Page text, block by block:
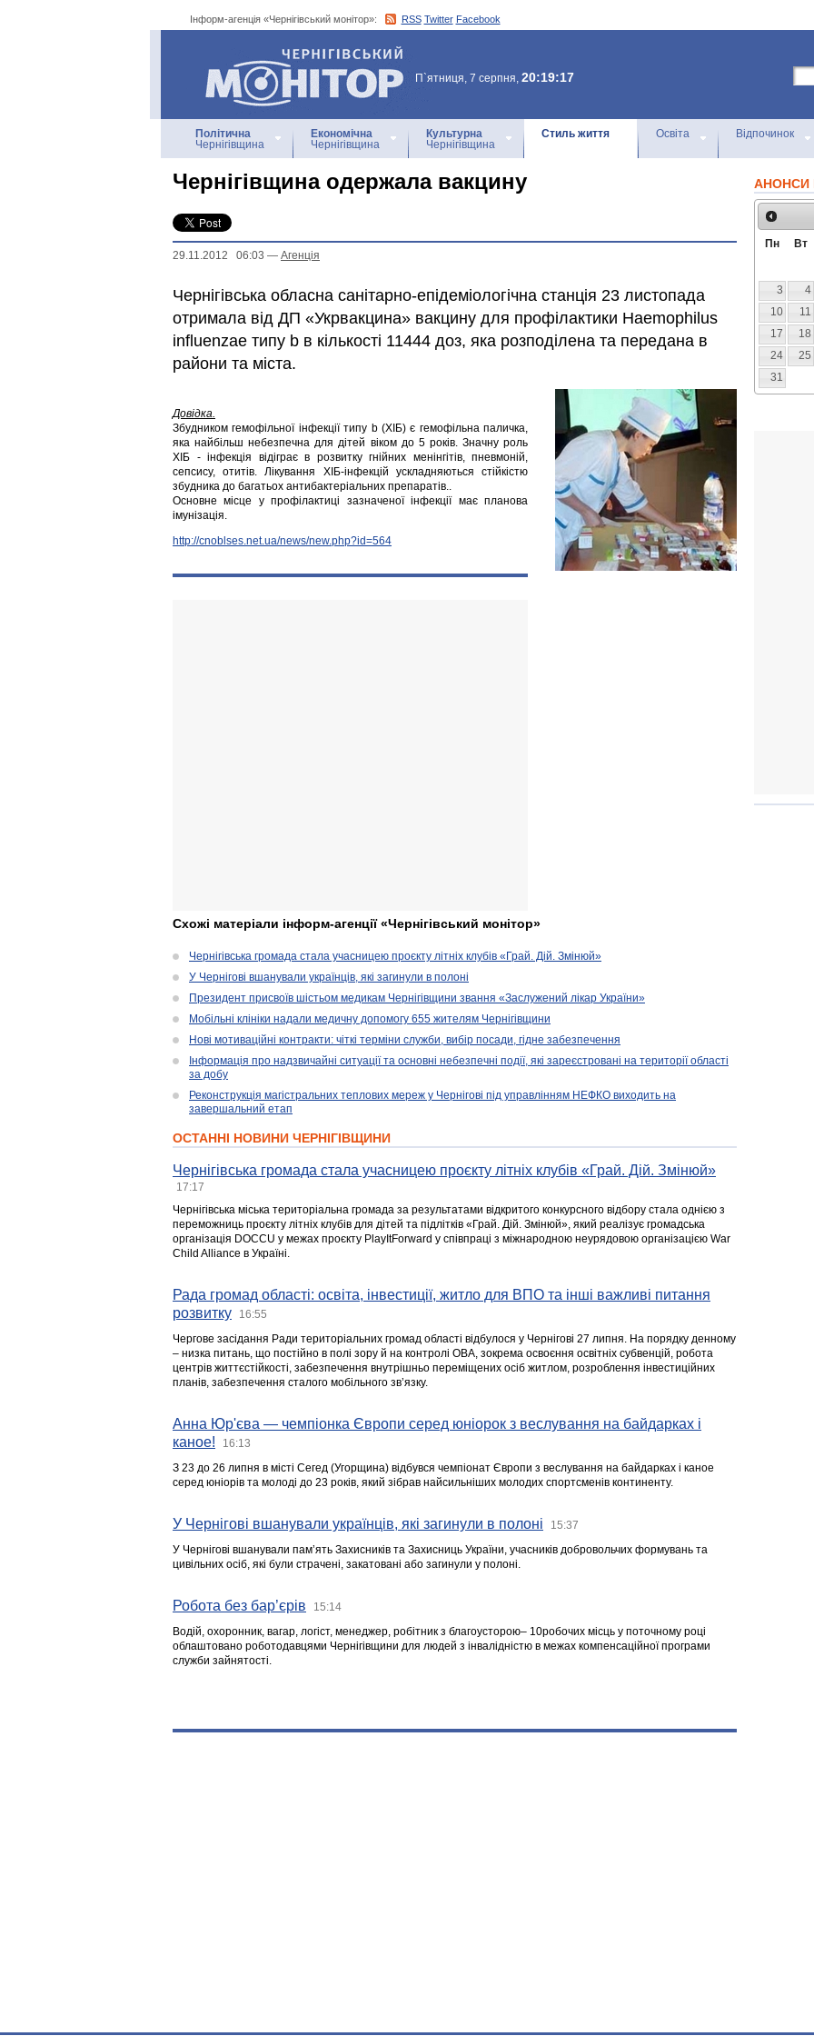
Інформ-агенція «Чернігівський монітор»: RSS Twitter Facebook
Інформ-агенція
«Чернігівський монітор»
П`ятниця, 7 серпня, 20:19:17
Політична
Чернігівщина
Економічна
Чернігівщина
Культурна
Чернігівщина
Стиль життя Освіта Відпочинок
Чернігівщина одержала вакцину
29.11.2012 06:03 — Агенцiя
Чернігівська обласна санітарно-епідеміологічна станція 23 листопада
отримала від ДП «Укрвакцина» вакцину для профілактики Haemophilus
influenzae типу b в кількості 11444 доз, яка розподілена та передана в
райони та міста.
Довідка.
Збудником гемофільної інфекції типу b (ХІБ) є гемофільна паличка,
яка найбільш небезпечна для дітей віком до 5 років. Значну роль
ХІБ - інфекція відіграє в розвитку гнійних менінгітів, пневмоній,
сепсису, отитів. Лікування ХІБ-інфекцій ускладняються стійкістю
збудника до багатьох антибактеріальних препаратів..
Основне місце у профілактиці зазначеної інфекції має планова
імунізація.
http://cnoblses.net.ua/news/new.php?id=564
Схожі матеріали інформ-агенції «Чернігівський монітор»
Чернігівська громада стала учасницею проєкту літніх клубів «Грай. Дій. Змінюй»
У Чернігові вшанували українців, які загинули в полоні
Президент присвоїв шістьом медикам Чернігівщини звання «Заслужений лікар України»
Мобільні клініки надали медичну допомогу 655 жителям Чернігівщини
Нові мотиваційні контракти: чіткі терміни служби, вибір посади, гідне забезпечення
Інформація про надзвичайні ситуації та основні небезпечні події, які зареєстровані на території області
за добу
Реконструкція магістральних теплових мереж у Чернігові під управлінням НЕФКО виходить на
завершальний етап
ОСТАННІ НОВИНИ ЧЕРНІГІВЩИНИ
Чернігівська громада стала учасницею проєкту літніх клубів «Грай. Дій. Змінюй»
17:17
Чернігівська міська територіальна громада за результатами відкритого конкурсного відбору стала однією з
переможниць проєкту літніх клубів для дітей та підлітків «Грай. Дій. Змінюй», який реалізує громадська
організація DOCCU у межах проєкту PlayItForward у співпраці з міжнародною неурядовою організацією War
Child Alliance в Україні.
Рада громад області: освіта, інвестиції, житло для ВПО та інші важливі питання
розвитку
16:55
Чергове засідання Ради територіальних громад області відбулося у Чернігові 27 липня. На порядку денному
– низка питань, що постійно в полі зору й на контролі ОВА, зокрема освоєння освітніх субвенцій, робота
центрів життєстійкості, забезпечення внутрішньо переміщених осіб житлом, розроблення інвестиційних
планів, забезпечення сталого мобільного зв’язку.
Анна Юр'єва — чемпіонка Європи серед юніорок з веслування на байдарках і
каное!
16:13
З 23 до 26 липня в місті Сегед (Угорщина) відбувся чемпіонат Європи з веслування на байдарках і каное
серед юніорів та молоді до 23 років, який зібрав найсильніших молодих спортсменів континенту.
У Чернігові вшанували українців, які загинули в полоні 15:37
У Чернігові вшанували пам’ять Захисників та Захисниць України, учасників добровольчих формувань та
цивільних осіб, які були страчені, закатовані або загинули у полоні.
Робота без бар’єрів 15:14
Водій, охоронник, вагар, логіст, менеджер, робітник з благоусторою– 10робочих місць у поточному році
облаштовано роботодавцями Чернігівщини для людей з інвалідністю в межах компенсаційної програми
служби зайнятості.
АНОНСИ
Пн Вт
3
4
10
11
17
18
24
25
31